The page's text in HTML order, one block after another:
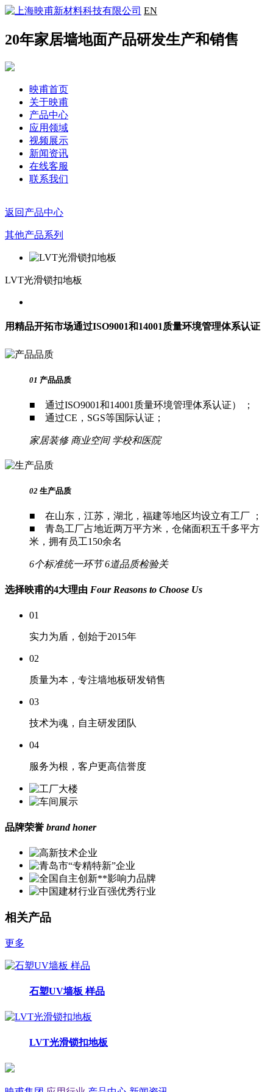
EN
20年家居墙地面产品研发生产和销售
映甫首页
关于映甫
产品中心
应用领域
视频展示
新闻资讯
在线客服
联系我们
返回产品中心
其他产品系列
LVT光滑锁扣地板
用精品开拓市场通过ISO9001和14001质量环境管理体系认证
01 产品品质
■ 通过ISO9001和14001质量环境管理体系认证） ；
■ 通过CE，SGS等国际认证；
家居装修 商业空间 学校和医院
02 生产品质
■ 在山东，江苏，湖北，福建等地区均设立有工厂 ；
■ 青岛工厂占地近两万平方米，仓储面积五千多平方
米，拥有员工150余名
6个标准统一环节 6道品质检验关
选择映甫的4大理由 Four Reasons to Choose Us
01
实力为盾，创始于2015年
02
质量为本，专注墙地板研发销售
03
技术为魂，自主研发团队
04
服务为根，客户更高信誉度
品牌荣誉 brand honer
相关产品
更多
石塑UV墙板 样品
LVT光滑锁扣地板